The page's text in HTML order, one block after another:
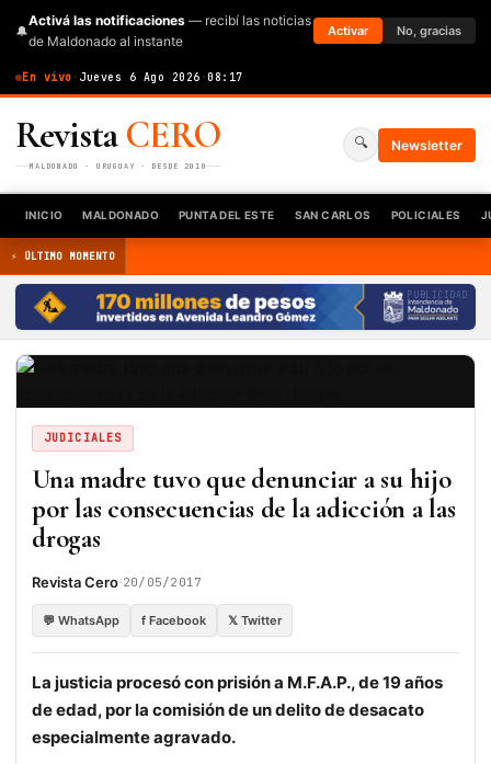
🔔
Activá las notificaciones — recibí las noticias
de Maldonado al instante
Activar No, gracias
En vivo · Jueves 6 Ago 2026 ·08:17
RevistaCERO
MALDONADO · URUGUAY · DESDE 2010
🔍 Newsletter
INICIO MALDONADO PUNTA DEL ESTE SAN CARLOS POLICIALES
⚡ ÚLTIMO MOMENTO
PUBLICIDAD
JUDICIALES
Una madre tuvo que denunciar a su hijo
por las consecuencias de la adicción a las
drogas
Revista Cero·20/05/2017
💬 WhatsApp f Facebook 𝕏 Twitter
La justicia procesó con prisión a M.F.A.P.,de 19 años
de edad, por la comisión de un delito de desacato
especialmente agravado.